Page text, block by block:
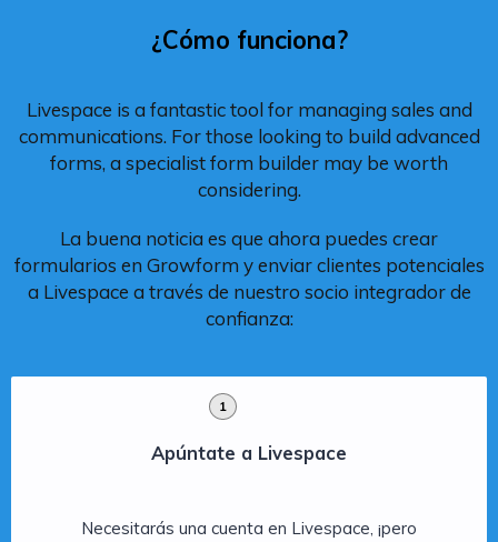
¿Cómo funciona?
Livespace is a fantastic tool for managing sales and
communications. For those looking to build advanced
forms, a specialist form builder may be worth
considering.
La buena noticia es que ahora puedes crear
formularios en Growform y enviar clientes potenciales
a Livespace a través de nuestro socio integrador de
confianza:
1
Apúntate a Livespace
Necesitarás una cuenta en Livespace, ¡pero